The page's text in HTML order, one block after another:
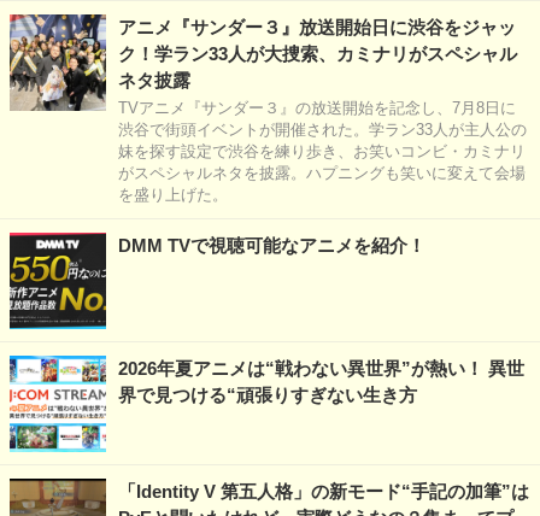
アニメ『サンダー３』放送開始日に渋谷をジャッ
ク！学ラン33人が大捜索、カミナリがスペシャル
ネタ披露
TVアニメ『サンダー３』の放送開始を記念し、7月8日に
渋谷で街頭イベントが開催された。学ラン33人が主人公の
妹を探す設定で渋谷を練り歩き、お笑いコンビ・カミナリ
がスペシャルネタを披露。ハプニングも笑いに変えて会場
を盛り上げた。
DMM TVで視聴可能なアニメを紹介！
2026年夏アニメは“戦わない異世界”が熱い！ 異世
界で見つける“頑張りすぎない生き方
「Identity V 第五人格」の新モード“手記の加筆”は